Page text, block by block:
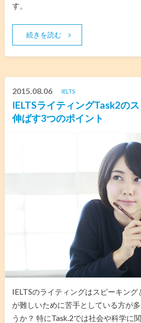
す。
続きを読む
2015.08.06 IELTS
IELTSライティングTask2の
伸ばす3つのポイント
IELTSのライティングはスピーキン
が難しいために苦手としている方が
うか？ 特にTask.2では社会や科学に